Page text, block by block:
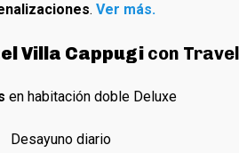
. Ver más.
Villa Cappugi con
en habitación doble Deluxe
Desayuno diario